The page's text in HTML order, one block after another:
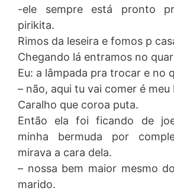
-ele sempre está pronto
pirikita.
Rimos da leseira e fomos p
Chegando lá entramos no
Eu: a lâmpada pra trocar e no
– não, aqui tu vai comer é meu
Caralho que coroa puta.
Então ela foi ficando de
minha bermuda por
mirava a cara dela.
– nossa bem maior mesmo
marido.